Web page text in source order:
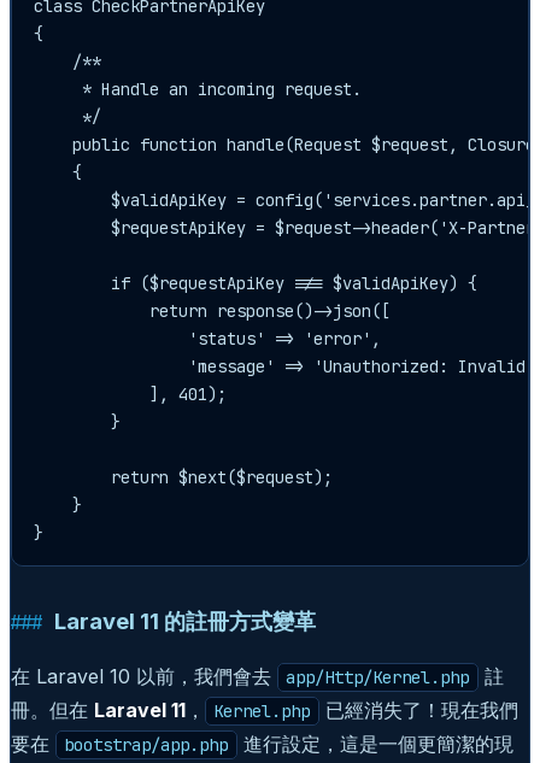
class CheckPartnerApiKey
{
    /**
     * Handle an incoming request.
     */
public function handle(Request $request,
    {
$validApiKey =
$requestApiKey = $request->header('X-
        if ($requestApiKey !== $validApiKey) {
            return response()->json([
                'status' => 'error',
'message' => 'Unauthorized: Invalid
            ], 401);
        }
        return $next($request);
    }
Laravel 11 的註冊方式變革
在 Laravel 10 以前，我們會去 app/Http/Kernel.php 註
冊。但在 Laravel 11 ， Kernel.php 已經消失了！現在我們
要在
bootstrap/app.php 進行設定，這是一個更簡潔的現